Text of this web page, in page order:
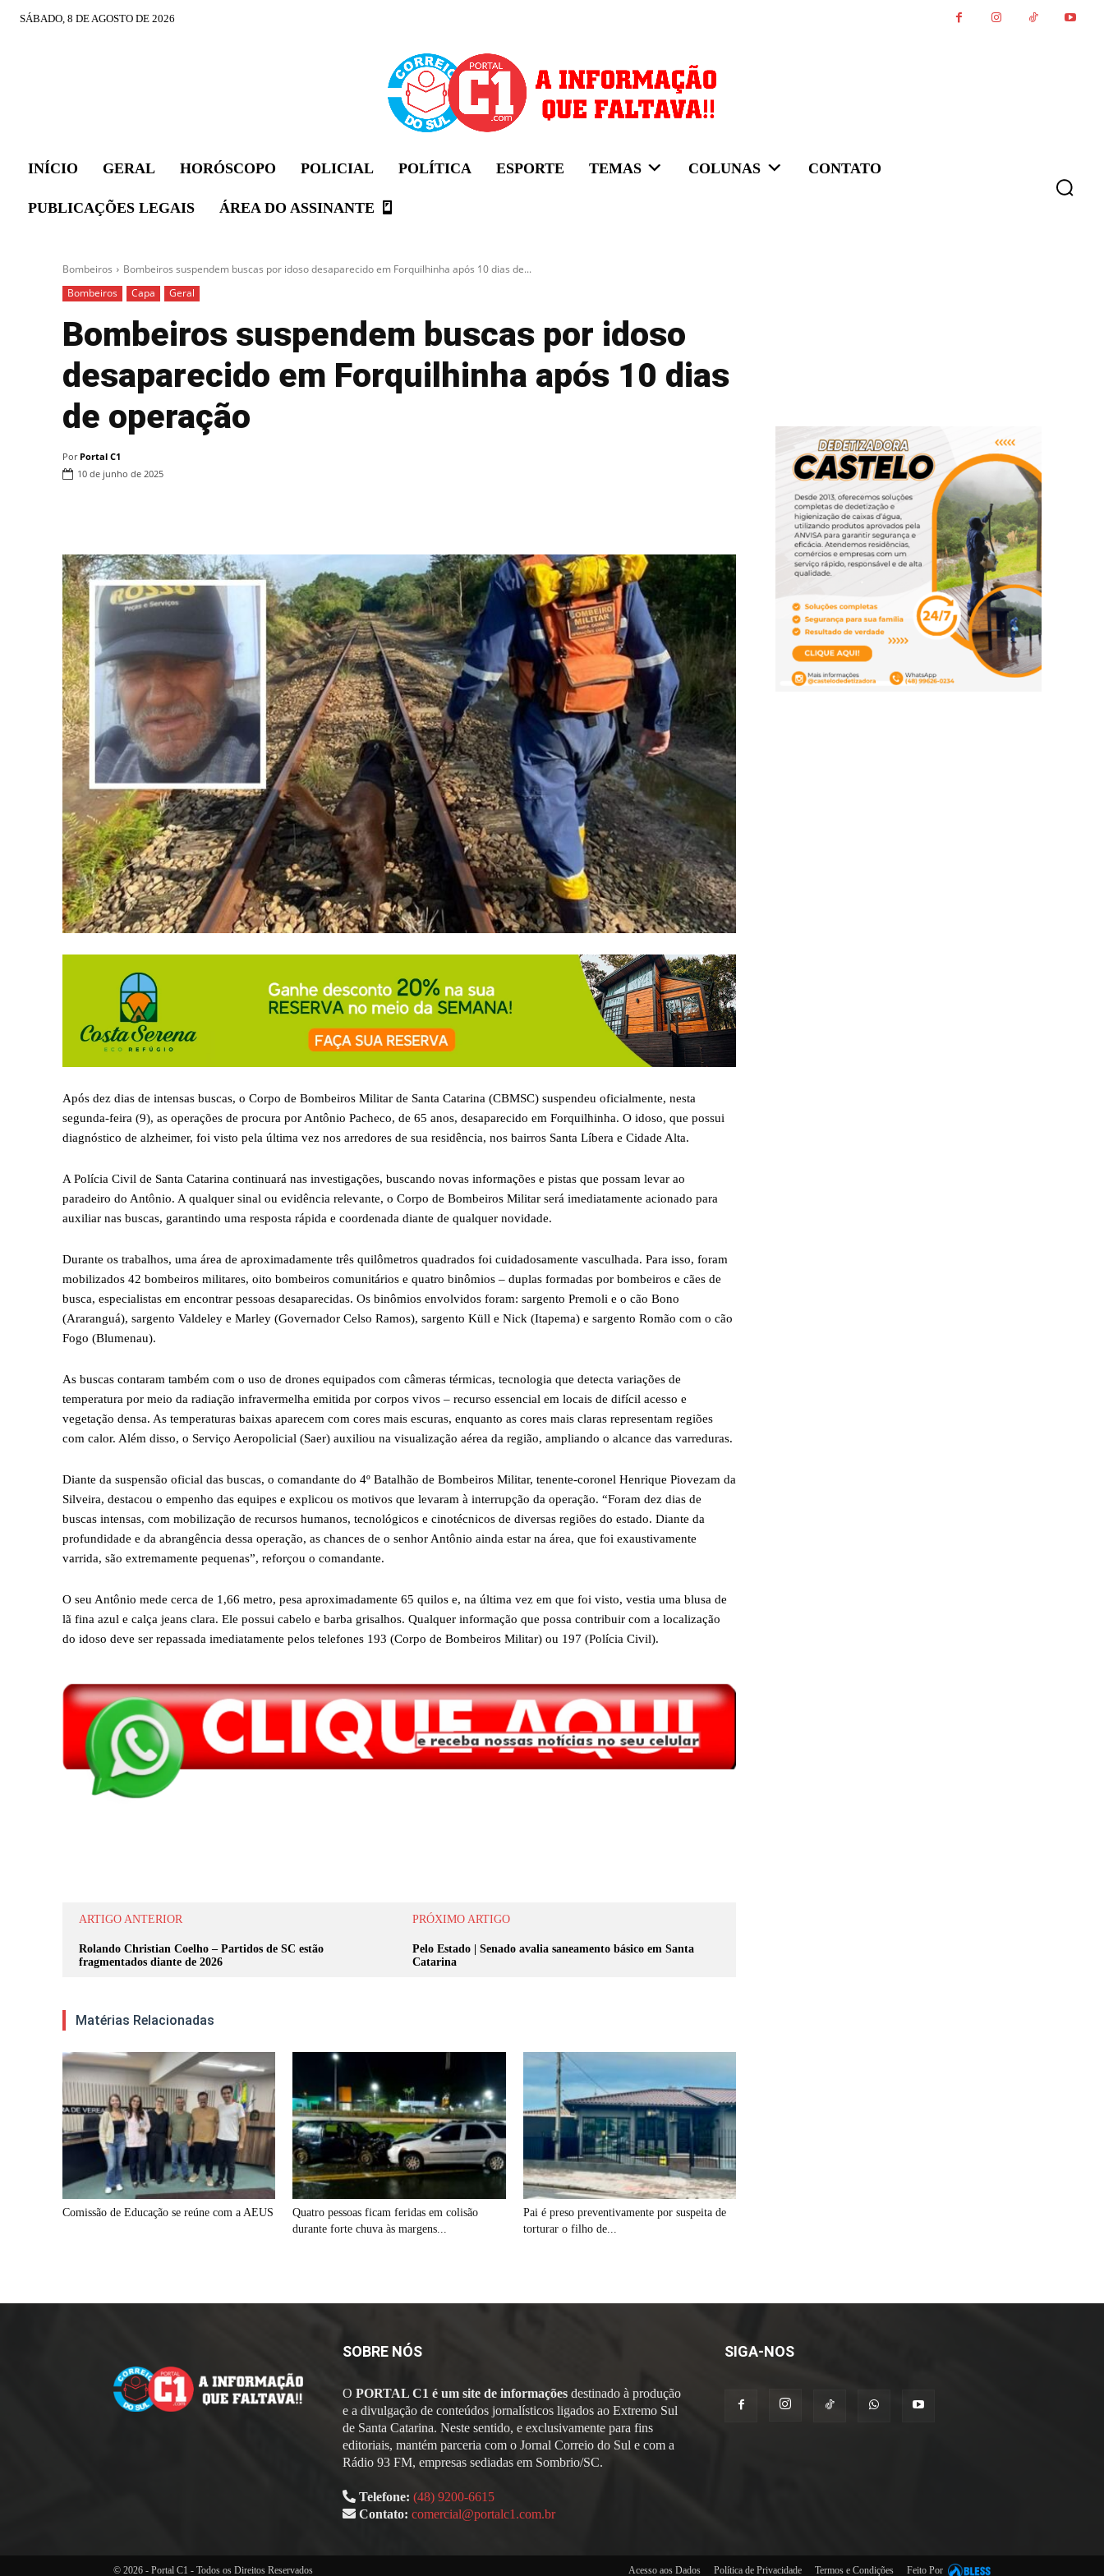
SÁBADO, 8 DE AGOSTO DE 2026
INÍCIO GERAL HORÓSCOPO POLICIAL POLÍTICA ESPORTE TEMAS COLUNAS CONTATO
PUBLICAÇÕES LEGAIS ÁREA DO ASSINANTE
Bombeiros
Bombeiros suspendem buscas por idoso desaparecido em Forquilhinha após 10 dias de...
Bombeiros
Capa Geral
Bombeiros suspendem buscas por idoso
desaparecido em Forquilhinha após 10 dias
de operação
Por Portal C1
10 de junho de 2025
Após dez dias de intensas buscas, o Corpo de Bombeiros Militar de Santa Catarina (CBMSC) suspendeu oficialmente, nesta
segunda-feira (9), as operações de procura por Antônio Pacheco, de 65 anos, desaparecido em Forquilhinha. O idoso, que possui
diagnóstico de alzheimer, foi visto pela última vez nos arredores de sua residência, nos bairros Santa Líbera e Cidade Alta.
A Polícia Civil de Santa Catarina continuará nas investigações, buscando novas informações e pistas que possam levar ao
paradeiro do Antônio. A qualquer sinal ou evidência relevante, o Corpo de Bombeiros Militar será imediatamente acionado para
auxiliar nas buscas, garantindo uma resposta rápida e coordenada diante de qualquer novidade.
Durante os trabalhos, uma área de aproximadamente três quilômetros quadrados foi cuidadosamente vasculhada. Para isso, foram
mobilizados 42 bombeiros militares, oito bombeiros comunitários e quatro binômios – duplas formadas por bombeiros e cães de
busca, especialistas em encontrar pessoas desaparecidas. Os binômios envolvidos foram: sargento Premoli e o cão Bono
(Araranguá), sargento Valdeley e Marley (Governador Celso Ramos), sargento Küll e Nick (Itapema) e sargento Romão com o cão
Fogo (Blumenau).
As buscas contaram também com o uso de drones equipados com câmeras térmicas, tecnologia que detecta variações de
temperatura por meio da radiação infravermelha emitida por corpos vivos – recurso essencial em locais de difícil acesso e
vegetação densa. As temperaturas baixas aparecem com cores mais escuras, enquanto as cores mais claras representam regiões
com calor. Além disso, o Serviço Aeropolicial (Saer) auxiliou na visualização aérea da região, ampliando o alcance das varreduras.
Diante da suspensão oficial das buscas, o comandante do 4º Batalhão de Bombeiros Militar, tenente-coronel Henrique Piovezam da
Silveira, destacou o empenho das equipes e explicou os motivos que levaram à interrupção da operação. “Foram dez dias de
buscas intensas, com mobilização de recursos humanos, tecnológicos e cinotécnicos de diversas regiões do estado. Diante da
profundidade e da abrangência dessa operação, as chances de o senhor Antônio ainda estar na área, que foi exaustivamente
varrida, são extremamente pequenas”, reforçou o comandante.
O seu Antônio mede cerca de 1,66 metro, pesa aproximadamente 65 quilos e, na última vez em que foi visto, vestia uma blusa de
lã fina azul e calça jeans clara. Ele possui cabelo e barba grisalhos. Qualquer informação que possa contribuir com a localização
do idoso deve ser repassada imediatamente pelos telefones 193 (Corpo de Bombeiros Militar) ou 197 (Polícia Civil).
ARTIGO ANTERIOR
Rolando Christian Coelho – Partidos de SC estão
fragmentados diante de 2026
PRÓXIMO ARTIGO
Pelo Estado | Senado avalia saneamento básico em Santa
Catarina
Matérias Relacionadas
Comissão de Educação se reúne com a AEUS
Quatro pessoas ficam feridas em colisão
durante forte chuva às margens...
Pai é preso preventivamente por suspeita de
torturar o filho de...
SOBRE NÓS
O PORTAL C1 é um site de informações destinado à produção
e a divulgação de conteúdos jornalísticos ligados ao Extremo Sul
de Santa Catarina. Neste sentido, e exclusivamente para fins
editoriais, mantém parceria com o Jornal Correio do Sul e com a
Rádio 93 FM, empresas sediadas em Sombrio/SC.
Telefone: (48) 9200-6615
Contato: comercial@portalc1.com.br
SIGA-NOS
Acesso aos Dados Política de Privacidade Termos e Condições Feito Por
© 2026 - Portal C1 - Todos os Direitos Reservados